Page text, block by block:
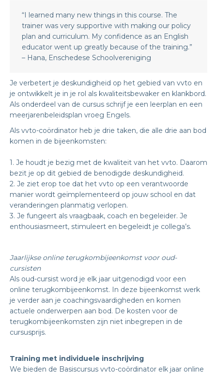
“I learned many new things in this course. The
trainer was very supportive with making our policy
plan and curriculum. My confidence as an English
educator went up greatly because of the training.”
– Hana, Enschedese Schoolvereniging
Je verbetert je deskundigheid op het gebied van vvto en
je ontwikkelt je in je rol als kwaliteitsbewaker en klankbord.
Als onderdeel van de cursus schrijf je een leerplan en een
meerjarenbeleidsplan vroeg Engels.
Als vvto-coördinator heb je drie taken, die alle drie aan bod
komen in de bijeenkomsten:
1. Je houdt je bezig met de kwaliteit van het vvto. Daarom
bezit je op dit gebied de benodigde deskundigheid.
2. Je ziet erop toe dat het vvto op een verantwoorde
manier wordt geïmplementeerd op jouw school en dat
veranderingen planmatig verlopen.
3. Je fungeert als vraagbaak, coach en begeleider. Je
enthousiasmeert, stimuleert en begeleidt je collega’s.
Jaarlijkse online terugkombijeenkomst voor oud-
cursisten
Als oud-cursist word je elk jaar uitgenodigd voor een
online terugkombijeenkomst. In deze bijeenkomst werk
je verder aan je coachingsvaardigheden en komen
actuele onderwerpen aan bod. De kosten voor de
terugkombijeenkomsten zijn niet inbegrepen in de
cursusprijs.
Training met individuele inschrijving
We bieden de Basiscursus vvto-coördinator elk jaar online